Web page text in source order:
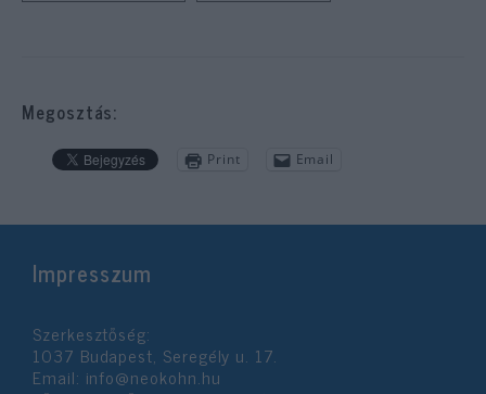
Megosztás:
Print Email
Impresszum
Szerkesztőség:
1037 Budapest, Seregély u. 17.
Email: info@neokohn.hu